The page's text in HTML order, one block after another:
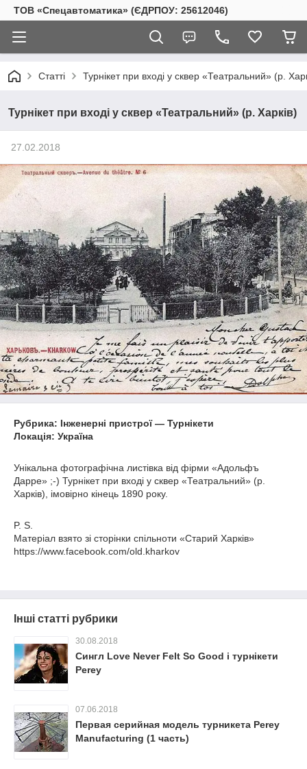
ТОВ «Спецавтоматика» (ЄДРПОУ: 25612046)
Статті Турнікет при вході у сквер «Театральний» (р.
Турнікет при вході у сквер «Театральний» (р. Харків)
27.02.2018
Рубрика: Інженерні пристрої — Турнікети
Локація: Україна
Унікальна фотографічна листівка від фірми «Адольфъ
Дарре» ;-) Турнікет при вході у сквер «Театральний» (р.
Харків), імовірно кінець 1890 року.
P. S.
Матеріал взято зі сторінки спільноти «Старий Харків»
https://www.facebook.com/old.kharkov
Інші статті рубрики
30.08.2018
Сингл Love Never Felt So Good і турнікети
Perey
07.06.2018
Первая серийная модель турникета Perey
Manufacturing (1 часть)